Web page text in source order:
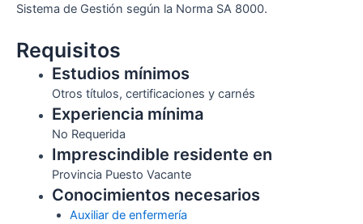
Sistema de Gestión según la Norma SA 8000.
Requisitos
Estudios mínimos
Otros títulos, certificaciones y carnés
Experiencia mínima
No Requerida
Imprescindible residente en
Provincia Puesto Vacante
Conocimientos necesarios
Auxiliar de enfermería